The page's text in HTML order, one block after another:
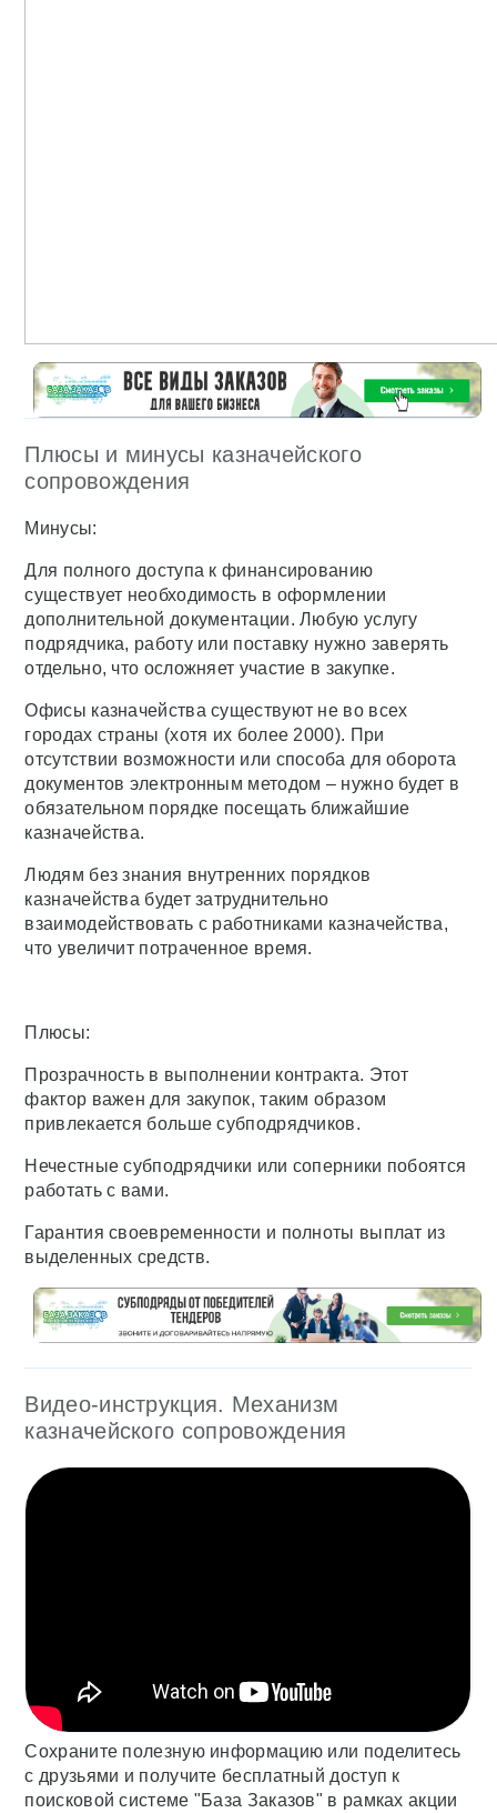
Плюсы и минусы казначейского
сопровождения
Минусы:
Для полного доступа к финансированию
существует необходимость в оформлении
дополнительной документации. Любую услугу
подрядчика, работу или поставку нужно заверять
отдельно, что осложняет участие в закупке.
Офисы казначейства существуют не во всех
городах страны (хотя их более 2000). При
отсутствии возможности или способа для оборота
документов электронным методом – нужно будет в
обязательном порядке посещать ближайшие
казначейства.
Людям без знания внутренних порядков
казначейства будет затруднительно
взаимодействовать с работниками казначейства,
что увеличит потраченное время.
Плюсы:
Прозрачность в выполнении контракта. Этот
фактор важен для закупок, таким образом
привлекается больше субподрядчиков.
Нечестные субподрядчики или соперники побоятся
работать с вами.
Гарантия своевременности и полноты выплат из
выделенных средств.
Видео-инструкция. Механизм
казначейского сопровождения
Сохраните полезную информацию или поделитесь
с друзьями и получите бесплатный доступ к
поисковой системе "База Заказов" в рамках акции